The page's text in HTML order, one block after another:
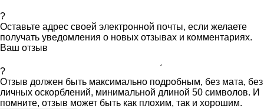
?
Оставьте адрес своей электронной почты, если желаете
получать уведомления о новых отзывах и комментариях.
Ваш отзыв
?
Отзыв должен быть максимально подробным, без мата, без
личных оскорблений, минимальной длиной 50 символов. И
помните, отзыв может быть как плохим, так и хорошим.